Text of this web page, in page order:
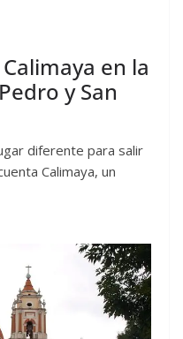
en la
y San
diferente para salir
Calimaya, un